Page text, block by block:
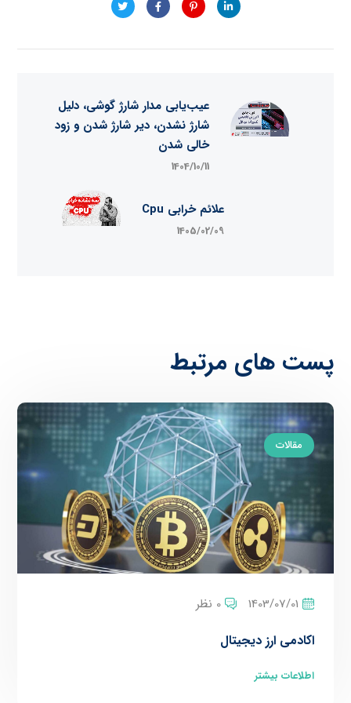
عیب‌یابی مدار شارژ گوشی، دلیل
شارژ نشدن، دیر شارژ شدن و زود
خالی شدن
1404/10/11
علائم خرابی Cpu
1405/02/09
پست های مرتبط
مقالات
1403/07/01 0 نظر
اکادمی ارز دیجیتال
اطلاعات بیشتر